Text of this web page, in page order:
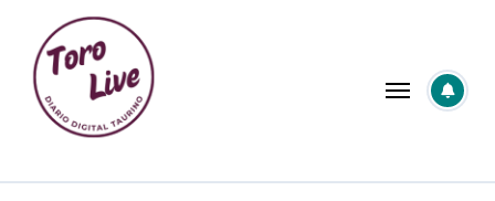
contenido